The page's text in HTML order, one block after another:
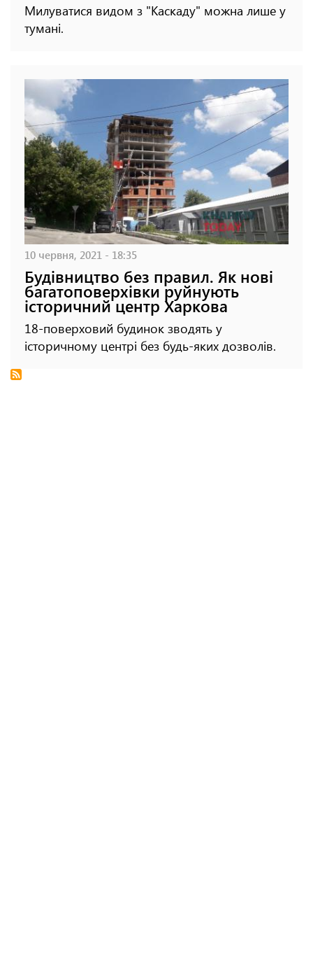
Милуватися видом з "Каскаду" можна лише у
тумані.
10 червня, 2021 - 18:35
Будівництво без правил. Як нові
багатоповерхівки руйнують
історичний центр Харкова
18-поверховий будинок зводять у
історичному центрі без будь-яких дозволів.